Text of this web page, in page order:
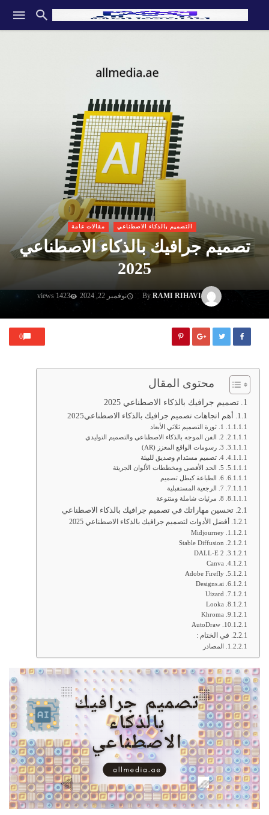
التصميم بالذكاء الاصطناعي مقالات عامة
تصميم جرافيك بالذكاء الاصطناعي
2025
By RAMI RIHAVI نوفمبر 22, 2024 1423 views
0
محتوى المقال
تصميم جرافيك بالذكاء الاصطناعي 2025
أهم اتجاهات تصميم جرافيك بالذكاء الاصطناعي2025
1. ثورة التصميم ثلاثي الأبعاد
2. الفن الموجه بالذكاء الاصطناعي والتصميم التوليدي
3. رسومات الواقع المعزز (AR)
4. تصميم مستدام وصديق للبيئة
5. الحد الأقصى ومخططات الألوان الجريئة
6. الطباعة كبطل تصميم
7. الرجعية المستقبلية
8. مرئيات شاملة ومتنوعة
تحسين مهاراتك في تصميم جرافيك بالذكاء الاصطناعي
أفضل الأدوات لتصميم جرافيك بالذكاء الاصطناعي 2025
Midjourney
Stable Diffusion
DALL-E 2
Canva
Adobe Firefly
Designs.ai
Uizard
Looka
Khroma
AutoDraw
في الختام :
المصادر